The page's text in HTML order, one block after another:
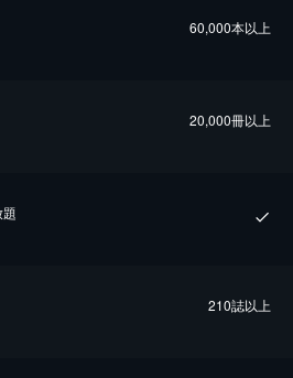
60,000本以上
20,000冊以上
210誌以上